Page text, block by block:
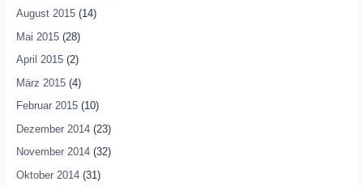
August 2015(14)
Mai 2015(28)
April 2015(2)
März 2015(4)
Februar 2015(10)
Dezember 2014(23)
November 2014(32)
Oktober 2014(31)